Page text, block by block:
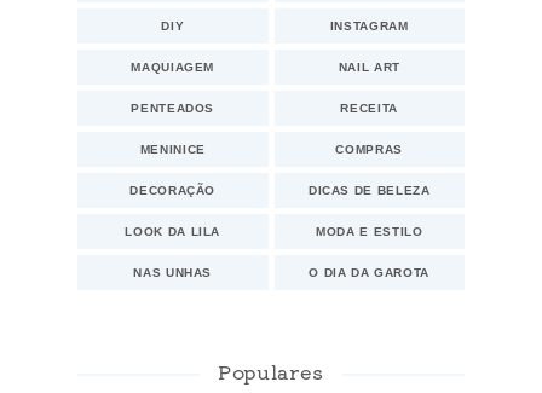
DIY INSTAGRAM
MAQUIAGEM NAIL ART
PENTEADOS RECEITA
MENINICE COMPRAS
DECORAÇÃO DICAS DE BELEZA
LOOK DA LILA MODA E ESTILO
NAS UNHAS O DIA DA GAROTA
Populares